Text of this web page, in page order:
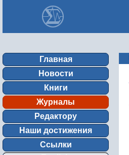
Главная
Новости
Книги
Журналы
Редактору
Наши достижения
Ссылки